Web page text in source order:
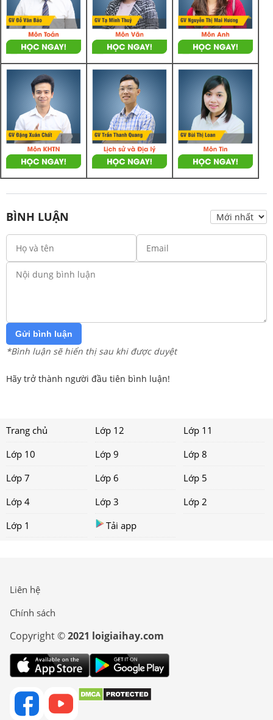
BÌNH LUẬN
Gửi bình luận
*Bình luận sẽ hiển thị sau khi được duyệt
Hãy trở thành người đầu tiên bình luận!
Trang chủ Lớp 12
Lớp 11
Lớp 10
Lớp 9
Lớp 8
Lớp 7
Lớp 6
Lớp 5
Lớp 4
Lớp 3
Lớp 2
Lớp 1
Tải app
Liên hệ
Chính sách
Copyright ©2021 loigiaihay.com